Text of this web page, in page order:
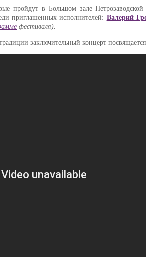
пройдут в Большом зале
приглашенных исполнителей: Валерий
фестиваля).
заключительный концерт